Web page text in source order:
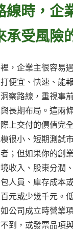
線時，企
承受風險
，企業主很容易
便宜、快速、能
察路線，重視事
長期布局。這兩
上交付的價值完
很小、短期測試
；但如果你的創
收入、股東分潤
人員、庫存成本
元或少幾千元。
公司成立時營業
到，或發票品項